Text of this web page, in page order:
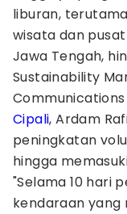
liburan,
wisata dan
Jawa Tengah,
Sustainability
Cipali, Ardam
peningkatan
hingga
"Selama 10 hari
kendaraan